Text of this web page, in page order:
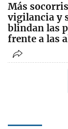
Más
vigilancia y
blindan las
frente a las